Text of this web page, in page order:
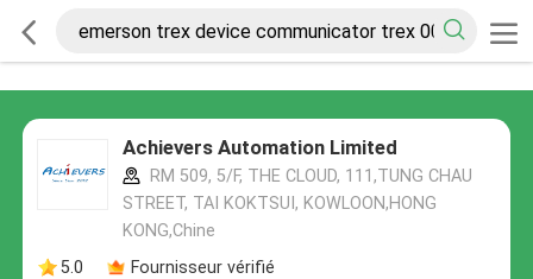
Achievers Automation Limited
RM 509, 5/F, THE CLOUD, 111,TUNG CHAU
STREET, TAI KOKTSUI, KOWLOON,HONG
KONG,Chine
5.0
Fournisseur vérifié